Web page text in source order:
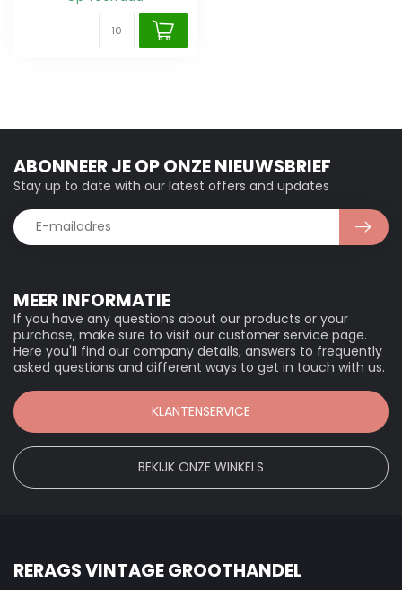
MEER INFORMATIE
If you have any questions about our products or your
purchase, make sure to visit our customer service page.
Here you'll find our company details, answers to frequently
asked questions and different ways to get in touch with us.
KLANTENSERVICE
BEKIJK ONZE WINKELS
ABONNEER JE OP ONZE NIEUWSBRIEF
Stay up to date with our latest offers and updates
RERAGS VINTAGE GROOTHANDEL